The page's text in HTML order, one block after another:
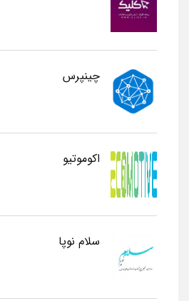
چینپرس
اکوموتیو
سلام نوپا